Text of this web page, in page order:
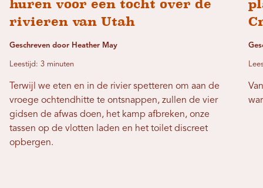
huren voor een tocht over de
rivieren van Utah
Geschreven door Heather May
Leestijd: 3 minuten
Terwijl we eten en in de rivier spetteren om aan de
vroege ochtendhitte te ontsnappen, zullen de vier
gidsen de afwas doen, het kamp afbreken, onze
tassen op de vlotten laden en het toilet discreet
opbergen.